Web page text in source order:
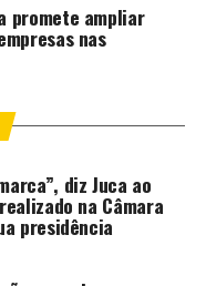
DESTAQUE
furto e tráfico em
de energia e
promete ampliar
nas
diz Juca ao
na Câmara
presidência